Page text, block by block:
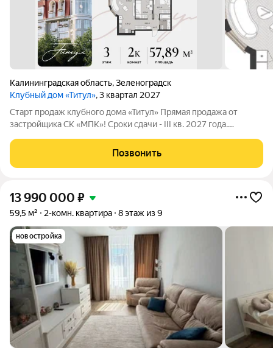
Калининградская область,Зеленоградск
Клубный дом «Титул», 3 квартал 2027
Старт продаж клубного дома «Титул» Прямая продажа от
застройщика СК «МПК»! Сроки сдачи - III кв. 2027 года.
стремится к эксклюзивности во всем, желает наслаждаться
неспешной жизнью у моря,
Позвонить
13 990 000 ₽
59,5 м² 2-комн. квартира 8 этаж из 9
новостройка